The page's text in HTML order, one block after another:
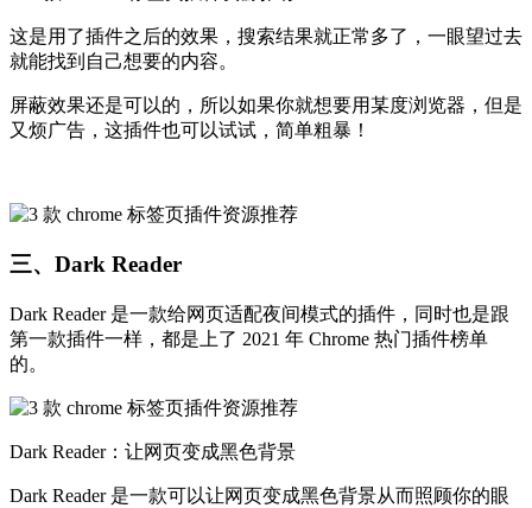
这是用了插件之后的效果，搜索结果就正常多了，一眼望过去
就能找到自己想要的内容。
屏蔽效果还是可以的，所以如果你就想要用某度浏览器，但是
又烦广告，这插件也可以试试，简单粗暴！
三、Dark Reader
Dark Reader 是一款给网页适配夜间模式的插件，同时也是跟
第一款插件一样，都是上了 2021 年 Chrome 热门插件榜单
的。
Dark Reader：让网页变成黑色背景
Dark Reader 是一款可以让网页变成黑色背景从而照顾你的眼